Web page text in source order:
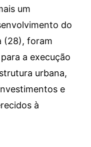
um
do
(28), foram
a execução
urbana,
e
à